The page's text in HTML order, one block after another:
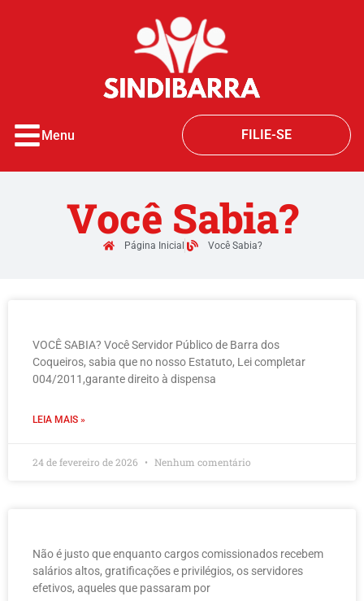
Menu FILIE-SE
Você Sabia?
Página Inicial Você Sabia?
VOCÊ SABIA? Você Servidor Público de Barra dos
Coqueiros, sabia que no nosso Estatuto, Lei completar
004/2011,garante direito à dispensa
LEIA MAIS »
24 de fevereiro de 2026 Nenhum comentário
Não é justo que enquanto cargos comissionados recebem
salários altos, gratificações e privilégios, os servidores
efetivos, aqueles que passaram por